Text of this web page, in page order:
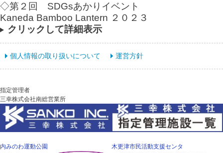
◇第２回 SDGsあかりイベント
Kaneda Bamboo Lantern ２０２３
クリックして詳細表示
個人情報の取り扱いについて 運営方針
指定管理者
三幸株式会社南総営業所